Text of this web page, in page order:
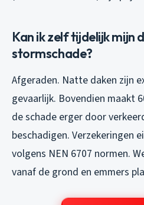
Kan ik zelf tijdelijk mijn
stormschade?
Afgeraden. Natte daken zijn
gevaarlijk. Bovendien maakt
de schade erger door
beschadigen. Verzekeringen
volgens NEN 6707 normen.
vanaf de grond en emmers